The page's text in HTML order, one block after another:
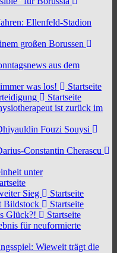
Ellenfeld-Stadion
großen Borussen
aus dem
was los!
Startseite
Startseite
ist zurück im
Fouzi Souysi
Constantin Cherascu
unter
Sieg
Startseite
Bildstock
Startseite
Glück?!
Startseite
für neuformierte
Wieweit trägt die